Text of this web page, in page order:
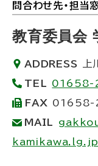
ト
ッ
プ
に
戻
る
問合わせ先・担当
教育委員会
ADDRESS
TEL
01658-
FAX
MAIL
kamikawa.lg.jp